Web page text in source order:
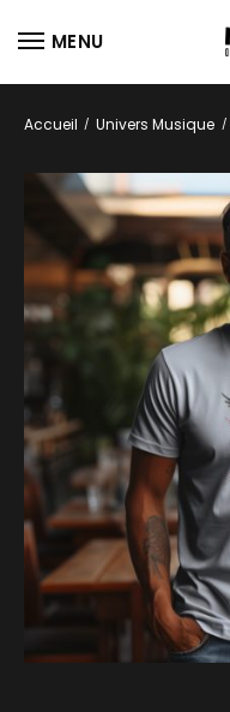
MENU
Accueil / Univers Musique /